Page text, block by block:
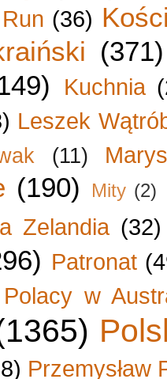
(36)
(371)
Kuchnia
Leszek
(11)
(190) Mity (2)
Zelandia (32)
Patronat
Polacy w
Przemysław